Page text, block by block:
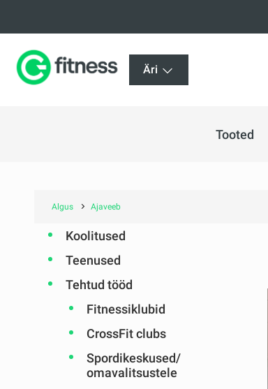
Äri
Tooted
Algus Ajaveeb
Koolitused
Teenused
Tehtud tööd
Fitnessiklubid
CrossFit clubs
Spordikeskused/
omavalitsustele